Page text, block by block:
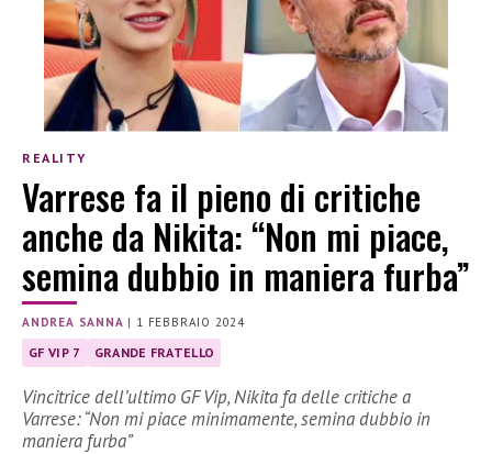
REALITY
Varrese fa il pieno di critiche
anche da Nikita: “Non mi piace,
semina dubbio in maniera furba”
ANDREA SANNA | 1 FEBBRAIO 2024
GF VIP 7 GRANDE FRATELLO
Vincitrice dell’ultimo GF Vip, Nikita fa delle critiche a
Varrese: “Non mi piace minimamente, semina dubbio in
maniera furba”